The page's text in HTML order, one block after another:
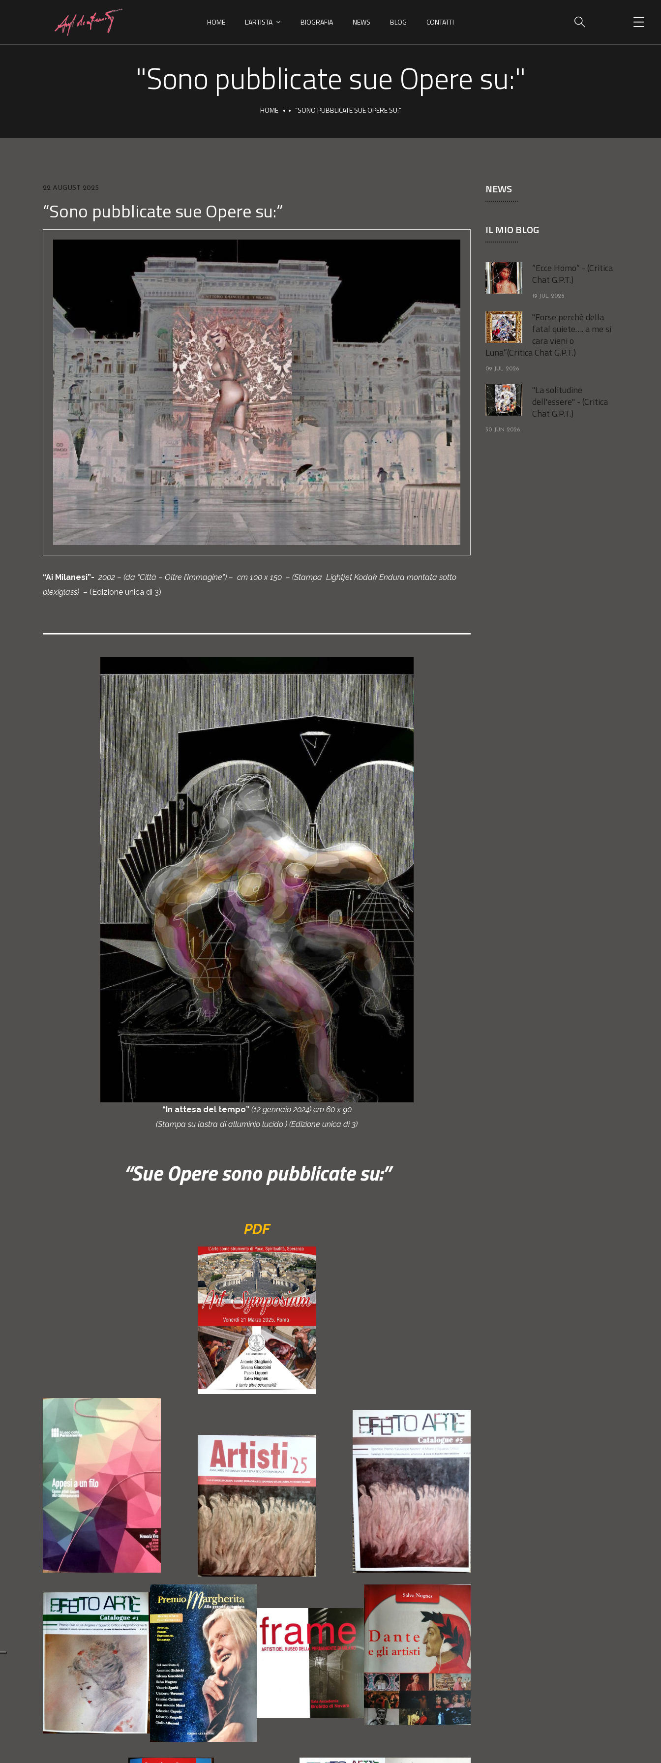
HOME L'ARTISTA BIOGRAFIA NEWS BLOG CONTATTI
"Sono pubblicate sue Opere su:"
HOME “SONO PUBBLICATE SUE OPERE SU:”
22 AUGUST 2025
“Sono pubblicate sue Opere su:”
“Ai Milanesi”- 2002 – (da “Città – Oltre l’Immagine”) – cm 100 x 150 – (Stampa Lightjet Kodak Endura montata sotto
plexiglass) – (Edizione unica di 3)
“In attesa del tempo”(12 gennaio 2024) cm 60 x 90
(Stampa su lastra di alluminio lucido ) (Edizione unica di 3)
“Sue Opere sono pubblicate su:”
PDF
NEWS
IL MIO BLOG
“Ecce Homo” - (Critica
Chat G.P.T.)
19 JUL 2026
"Forse perchè della
fatal quiete…. a me si
cara vieni o
Luna”(Critica Chat G.P.T.)
09 JUL 2026
"La solitudine
dell'essere" - (Critica
Chat G.P.T.)
30 JUN 2026